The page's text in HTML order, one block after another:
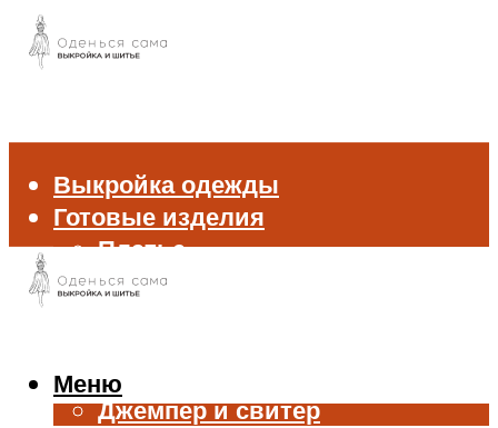
Выкройка одежды
Готовые изделия
Платье
Брюки
Жилет
Джемпер и свитер
Меню